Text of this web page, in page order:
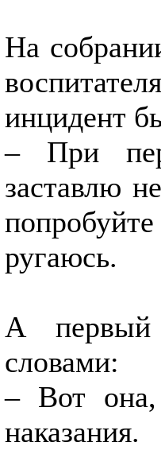
На
инцидент
– При
заставлю
ругаюсь.
А первый
словами:
– Вот она,
наказания.